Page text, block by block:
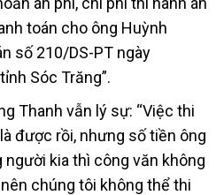
toán cho ông Huỳnh
số 210/DS-PT ngày
Sóc Trăng”.
Thanh vẫn lý sự: “Việc thi
được rồi, nhưng số tiền ông
kia thì công văn không
chúng tôi không thể thi